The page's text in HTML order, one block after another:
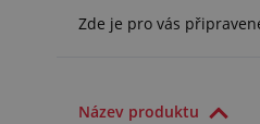
Zde je pro vás
Název produktu